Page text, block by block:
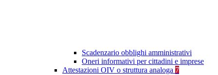
Scadenzario obblighi amministrativi
Oneri informativi per cittadini e imprese
Attestazioni OIV o struttura analoga 7